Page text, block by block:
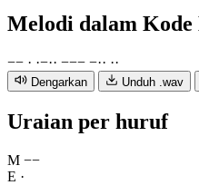
Melodi dalam Kode
−− · ·−·· −−− −·· ··
Dengarkan Unduh .wav
Uraian per huruf
M −−
E ·